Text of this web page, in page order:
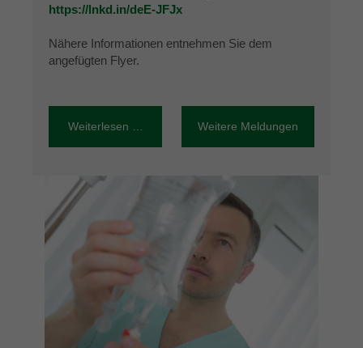
https://lnkd.in/deE-JFJx
Nähere Informationen entnehmen Sie dem
angefügten Flyer.
Weiterlesen … Weitere Meldungen